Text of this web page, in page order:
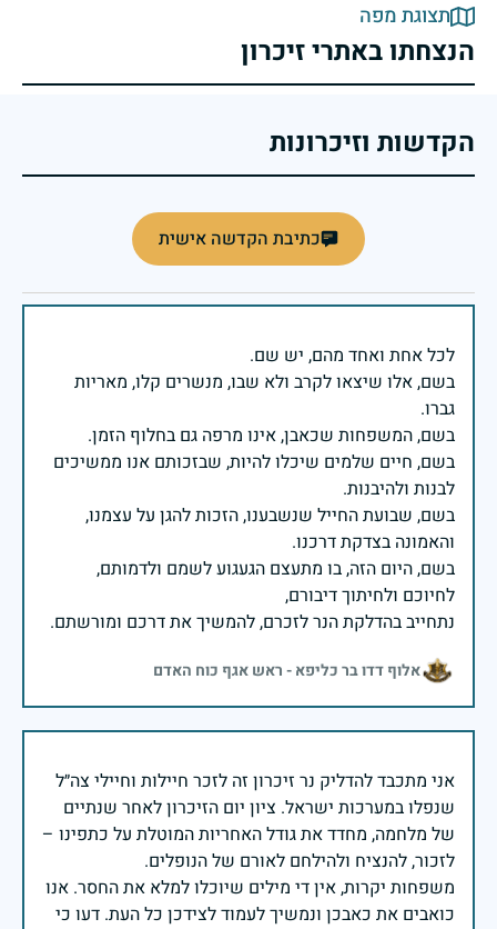
תצוגת מפה
הנצחתו באתרי זיכרון
הקדשות וזיכרונות
כתיבת הקדשה אישית
בשם, אלו שיצאו לקרב ולא שבו, מנשרים קלו, מאריות
בשם, חיים שלמים שיכלו להיות, שבזכותם אנו ממשיכים
בשם, שבועת החייל שנשבענו, הזכות להגן על עצמנו,
בשם, היום הזה, בו מתעצם הגעגוע לשמם ולדמותם,
נתחייב בהדלקת הנר לזכרם, להמשיך את דרכם ומורשתם.
אלוף דדו בר כליפא - ראש אגף כוח האדם
אני מתכבד להדליק נר זיכרון זה לזכר חיילות וחיילי צה״ל
שנפלו במערכות ישראל. ציון יום הזיכרון לאחר שנתיים
של מלחמה, מחדד את גודל האחריות המוטלת על כתפינו –
משפחות יקרות, אין די מילים שיוכלו למלא את החסר. אנו
כואבים את כאבכן ונמשיך לעמוד לצידכן כל העת. דעו כי